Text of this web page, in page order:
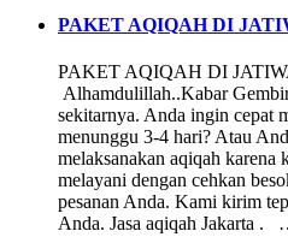
PAKET AQIQAH DI
PAKET AQIQAH DI
Alhamdulillah..Kabar
sekitarnya. Anda ingin cepat
menunggu 3-4 hari? Atau
melaksanakan aqiqah karena
melayani dengan cehkan
pesanan Anda. Kami kirim
Anda. Jasa aqiqah Jakarta .